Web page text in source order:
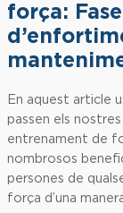
força:
En aquest article
passen els
entrenament de
nombrosos
persones de
força d’una